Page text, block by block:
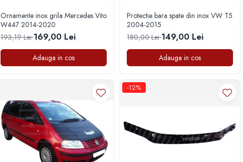
Ornamente inox grila Mercedes Vito
W447 2014-2020
193,19 Lei169,00 Lei
Adauga in cos
Protectie bara spate din inox VW T5
2004-2015
180,00 Lei149,00 Lei
Adauga in cos
-12%